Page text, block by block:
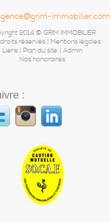
immobilier.com
2014 © GRIM IMMOBILIER
réservés | Mentions légales
Liens | Plan du site | Admin
Nos honoraires
: